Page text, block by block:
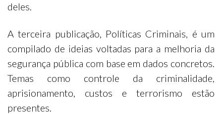
deles.
A terceira publicação, Políticas Criminais, é um
compilado de ideias voltadas para a melhoria da
segurança pública com base em dados concretos.
Temas como controle da criminalidade,
aprisionamento, custos e terrorismo estão
presentes.